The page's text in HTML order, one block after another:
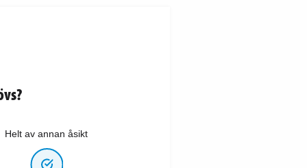
Helt av annan åsikt